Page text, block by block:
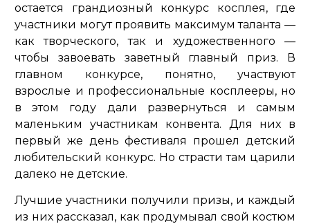
остается грандиозный конкурс косплея, где
участники могут проявить максимум таланта —
как творческого, так и художественного —
чтобы завоевать заветный главный приз. В
главном конкурсе, понятно, участвуют
взрослые и профессиональные косплееры, но
в этом году дали развернуться и самым
маленьким участникам конвента. Для них в
первый же день фестиваля прошел детский
любительский конкурс. Но страсти там царили
далеко не детские.
Лучшие участники получили призы, и каждый
из них рассказал, как продумывал свой костюм